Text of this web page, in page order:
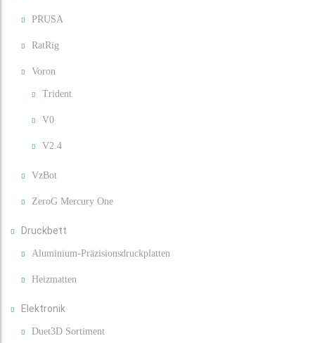
PRUSA
RatRig
Voron
Trident
V0
V2.4
VzBot
ZeroG Mercury One
Druckbett
Aluminium-Präzisionsdruckplatten
Heizmatten
Elektronik
Duet3D Sortiment